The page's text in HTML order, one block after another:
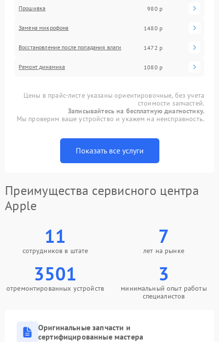
Прошивка 980 р
Замена микрофона 1480 р
Восстановление после попадания влаги 1472 р
Ремонт динамика 1080 р
Цены в прайс-листе указаны ориентировочные, без учета
стоимости запчастей.
Записывайтесь на бесплатную диагностику.
Мы проверим ваше устройство и укажем на неисправность.
Показать все услуги
Преимущества сервисного центра
Apple
11
сотрудников в штате
7
лет на рынке
3501
отремонтированных устройств
3
минимальный опыт работы
специалистов
Оригинальные запчасти и
сертифицированные мастера